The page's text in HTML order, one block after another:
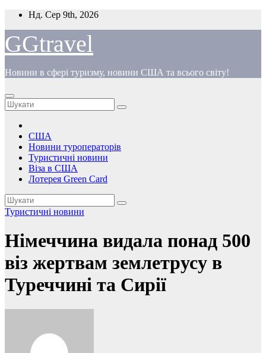
Перейти
вмісту
Нд. Сер 9th, 2026
GGtravel
Новини в сфері туризму, новини США та всього світу!
США
Новини туроператорів
Туристичні новини
Віза в США
Лотерея Green Card
Туристичні новини
Німеччина видала понад 500
віз жертвам землетрусу в
Туреччині та Сирії